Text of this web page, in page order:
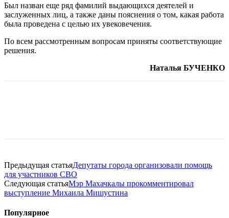
Был назван еще ряд фамилий выдающихся деятелей и
заслуженных лиц, а также даны пояснения о том, какая работа
была проведена с целью их увековечения.
По всем рассмотренным вопросам приняты соответствующие
решения.
Наталья БУЧЕНКО
Предыдущая статьяДепутаты города организовали помощь
для участников СВО
Следующая статьяМэр Махачкалы прокомментировал
выступление Михаила Мишустина
Популярное